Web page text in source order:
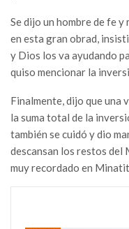
Se dijo un hombre de fe
en esta gran obrad,
y Dios los va ayudando
quiso mencionar la
Finalmente, dijo que una
la suma total de la
también se cuidó y dio
descansan los restos del
muy recordado en